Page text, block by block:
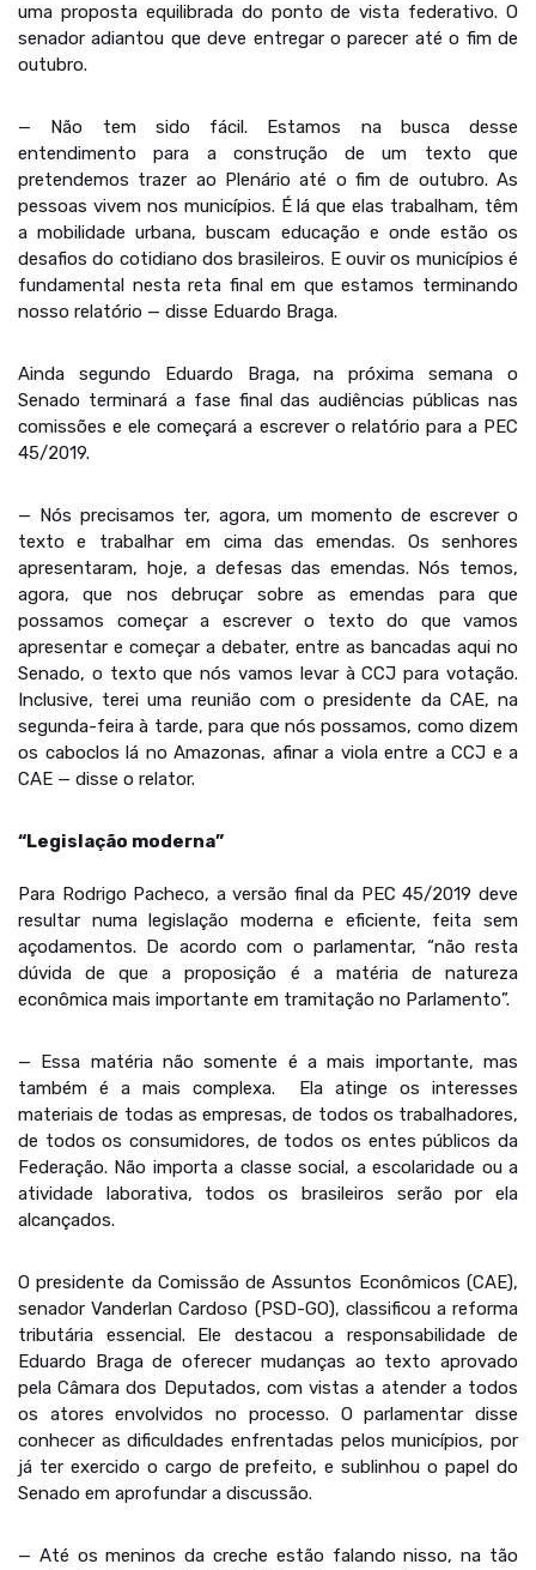
uma proposta equilibrada do ponto de vista federativo. O
senador adiantou que deve entregar o parecer até o fim de
outubro.
— Não tem sido fácil. Estamos na busca desse
entendimento para a construção de um texto que
pretendemos trazer ao Plenário até o fim de outubro. As
pessoas vivem nos municípios. É lá que elas trabalham, têm
a mobilidade urbana, buscam educação e onde estão os
desafios do cotidiano dos brasileiros. E ouvir os municípios é
fundamental nesta reta final em que estamos terminando
nosso relatório — disse Eduardo Braga.
Ainda segundo Eduardo Braga, na próxima semana o
Senado terminará a fase final das audiências públicas nas
comissões e ele começará a escrever o relatório para a PEC
45/2019.
— Nós precisamos ter, agora, um momento de escrever o
texto e trabalhar em cima das emendas. Os senhores
apresentaram, hoje, a defesas das emendas. Nós temos,
agora, que nos debruçar sobre as emendas para que
possamos começar a escrever o texto do que vamos
apresentar e começar a debater, entre as bancadas aqui no
Senado, o texto que nós vamos levar à CCJ para votação.
Inclusive, terei uma reunião com o presidente da CAE, na
segunda-feira à tarde, para que nós possamos, como dizem
os caboclos lá no Amazonas, afinar a viola entre a CCJ e a
CAE — disse o relator.
“Legislação moderna”
Para Rodrigo Pacheco, a versão final da PEC 45/2019 deve
resultar numa legislação moderna e eficiente, feita sem
açodamentos. De acordo com o parlamentar, “não resta
dúvida de que a proposição é a matéria de natureza
econômica mais importante em tramitação no Parlamento”.
— Essa matéria não somente é a mais importante, mas
também é a mais complexa. Ela atinge os interesses
materiais de todas as empresas, de todos os trabalhadores,
de todos os consumidores, de todos os entes públicos da
Federação. Não importa a classe social, a escolaridade ou a
atividade laborativa, todos os brasileiros serão por ela
alcançados.
O presidente da Comissão de Assuntos Econômicos (CAE),
senador Vanderlan Cardoso (PSD-GO), classificou a reforma
tributária essencial. Ele destacou a responsabilidade de
Eduardo Braga de oferecer mudanças ao texto aprovado
pela Câmara dos Deputados, com vistas a atender a todos
os atores envolvidos no processo. O parlamentar disse
conhecer as dificuldades enfrentadas pelos municípios, por
já ter exercido o cargo de prefeito, e sublinhou o papel do
Senado em aprofundar a discussão.
— Até os meninos da creche estão falando nisso, na tão